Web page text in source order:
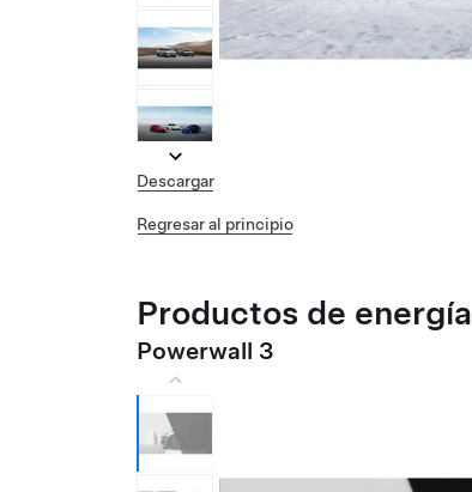
Descargar
Regresar al principio
Productos de energía
Powerwall 3